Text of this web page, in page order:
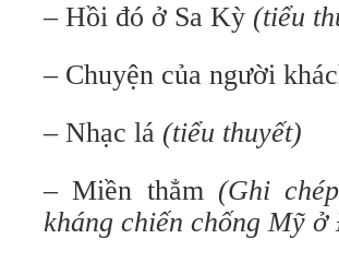
– Hồi đó ở Sa Kỳ (tiểu
–Chuyện của người
–Nhạc lá (tiểu thuyết)
– Miền thẳm (Ghi
kháng chiến chống Mỹ